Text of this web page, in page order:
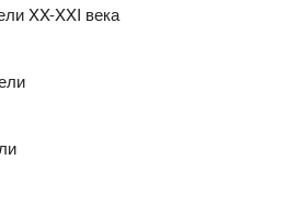
XX-XXI века